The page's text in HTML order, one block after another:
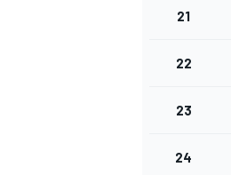
21
22
23
24